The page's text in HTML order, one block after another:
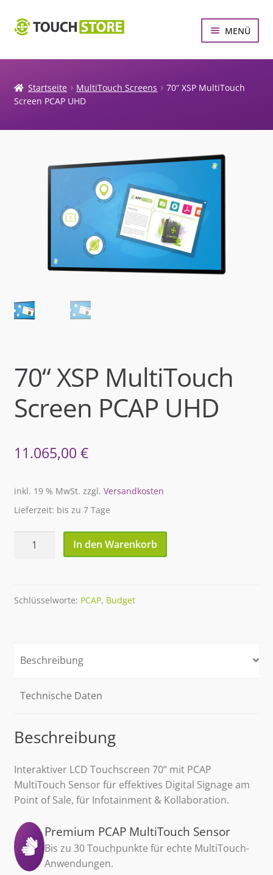
Zur
Zum
MENÜ
MULTITOUCH SCREENS
MULTITOUCH SYSTEME
Startseite MultiTouch Screens
70“ XSP MultiTouch
Screen PCAP UHD
70“ XSP MultiTouch
Screen PCAP UHD
11.065,00 €
inkl. 19 % MwSt. zzgl. Versandkosten
Lieferzeit: bis zu 7 Tage
PCAP
In den Warenkorb
Schlüsselworte: PCAP, Budget
Beschreibung
Technische Daten
Beschreibung
Interaktiver LCD Touchscreen 70“ mit PCAP
MultiTouch Sensor für effektives Digital Signage am
Point of Sale, für Infotainment & Kollaboration.
Premium PCAP MultiTouch Sensor
Bis zu 30 Touchpunkte für echte MultiTouch-
Anwendungen.